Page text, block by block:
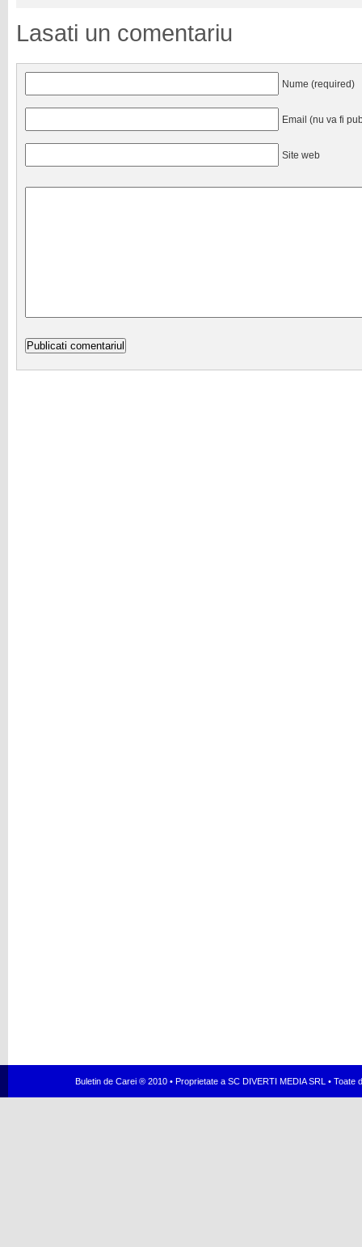
Lasati un comentariu
Nume (required)
Email (nu va fi
Site web
Buletin de Carei ® 2010 • Proprietate a SC DIVERTI MEDIA SRL •